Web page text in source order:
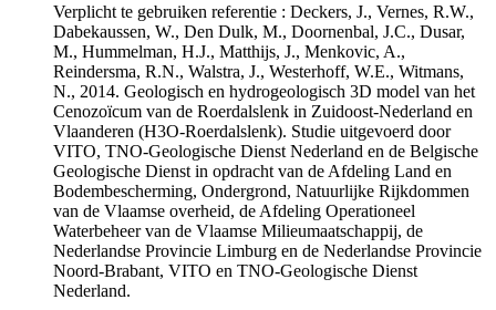
Verplicht te gebruiken referentie : Deckers, J., Vernes, R.W.,
Dabekaussen, W., Den Dulk, M., Doornenbal, J.C., Dusar,
M., Hummelman, H.J., Matthijs, J., Menkovic, A.,
Reindersma, R.N., Walstra, J., Westerhoff, W.E., Witmans,
N., 2014. Geologisch en hydrogeologisch 3D model van het
Cenozoïcum van de Roerdalslenk in Zuidoost-Nederland en
Vlaanderen (H3O-Roerdalslenk). Studie uitgevoerd door
VITO, TNO-Geologische Dienst Nederland en de Belgische
Geologische Dienst in opdracht van de Afdeling Land en
Bodembescherming, Ondergrond, Natuurlijke Rijkdommen
van de Vlaamse overheid, de Afdeling Operationeel
Waterbeheer van de Vlaamse Milieumaatschappij, de
Nederlandse Provincie Limburg en de Nederlandse Provincie
Noord-Brabant, VITO en TNO-Geologische Dienst
Nederland.